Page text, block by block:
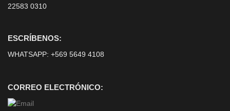
22583 0310
ESCRÍBENOS:
WHATSAPP: +569 5649 4108
CORREO ELECTRÓNICO: